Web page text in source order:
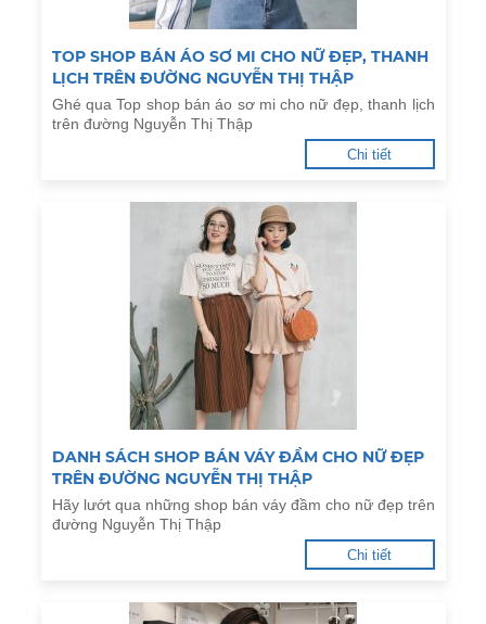
TOP SHOP BÁN ÁO SƠ MI CHO NỮ ĐẸP, THANH
LỊCH TRÊN ĐƯỜNG NGUYỄN THỊ THẬP
Ghé qua Top shop bán áo sơ mi cho nữ đẹp, thanh lịch
trên đường Nguyễn Thị Thập
Chi tiết
DANH SÁCH SHOP BÁN VÁY ĐẦM CHO NỮ ĐẸP
TRÊN ĐƯỜNG NGUYỄN THỊ THẬP
Hãy lướt qua những shop bán váy đầm cho nữ đẹp trên
đường Nguyễn Thị Thập
Chi tiết